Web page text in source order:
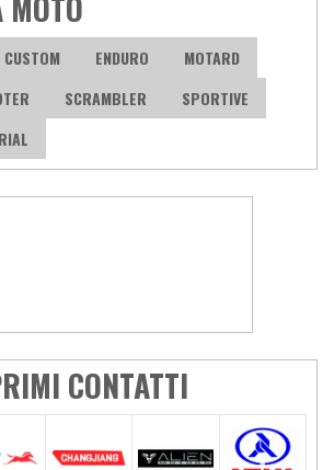
CUSTOM ENDURO
MOTARD
SCRAMBLER
SPORTIVE
CONTATTI